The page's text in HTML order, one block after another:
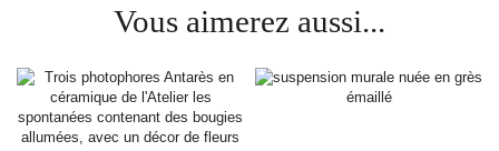
Vous aimerez aussi...